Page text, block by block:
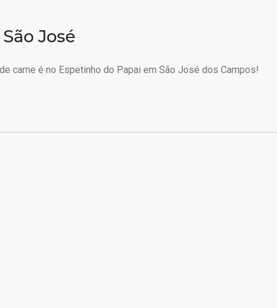
José
carne é no Espetinho do Papai em São José dos Campos!